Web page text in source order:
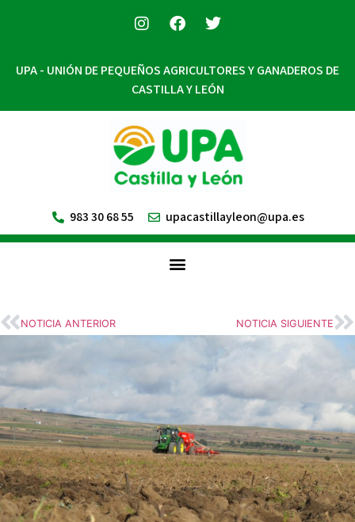
UPA - UNIÓN DE PEQUEÑOS AGRICULTORES Y GANADEROS DE
CASTILLA Y LEÓN
983 30 68 55 upacastillayleon@upa.es
NOTICIA ANTERIOR NOTICIA SIGUIENTE